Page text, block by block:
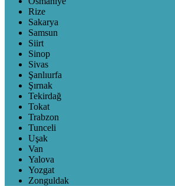
Rize
Sakarya
Samsun
Siirt
Sinop
Sivas
Şanlıurfa
Şırnak
Tekirdağ
Tokat
Trabzon
Tunceli
Uşak
Van
Yalova
Yozgat
Zonguldak